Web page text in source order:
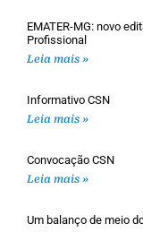
EMATER-MG: novo
Profissional
Leia mais »
Informativo CSN
Leia mais »
Convocação CSN
Leia mais »
Um balanço de meio